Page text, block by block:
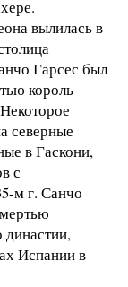
вылилась в
Гарсес был
король
северные
в Гаскони,
с
м г. Санчо
династии,
Испании в